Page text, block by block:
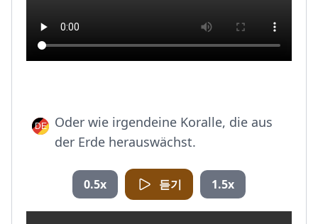
Oder wie irgendeine Koralle, die aus
der Erde herauswächst.
0.5x 듣기 1.5x